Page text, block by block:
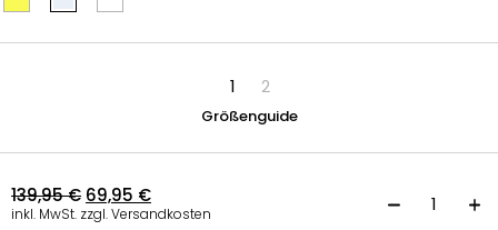
1 2
Größenguide
139,95€ 69,95 €
inkl. MwSt. zzgl. Versandkosten